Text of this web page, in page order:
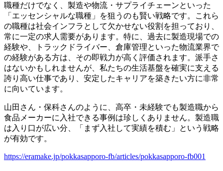
職種だけでなく、製造や物流・サプライチェーンといった
「エッセンシャルな職種」を狙うのも賢い戦略です。これら
の職種は社会インフラとして欠かせない役割を担っており、
常に一定の求人需要があります。特に、過去に製造現場での
経験や、トラックドライバー、倉庫管理といった物流業界で
の経験がある方は、その即戦力が高く評価されます。派手さ
はないかもしれませんが、私たちの生活基盤を確実に支える
誇り高い仕事であり、安定したキャリアを築きたい方に非常
に向いています。
山田さん・保科さんのように、高卒・未経験でも製造職から
食品メーカーに入社できる事例は珍しくありません。製造職
は入り口が広い分、「まず入社して実績を積む」という戦略
が有効です。
https://eramake.jp/pokkasapporo-fb/articles/pokkasapporo-fb001